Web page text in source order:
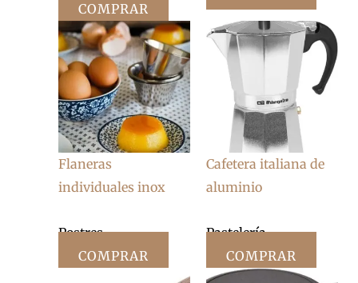
COMPRAR
Flaneras
individuales inox
Postres
COMPRAR
Cafetera italiana de
aluminio
Pastelería
COMPRAR